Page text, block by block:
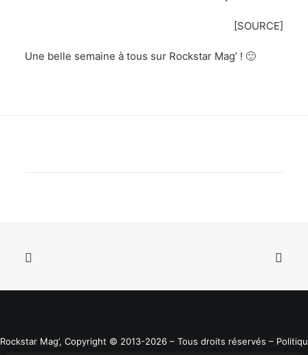
[SOURCE]
Une belle semaine à tous sur Rockstar Mag’ ! 🙂
Rockstar Mag’, Copyright © 2013-2026 – Tous droits réservés –